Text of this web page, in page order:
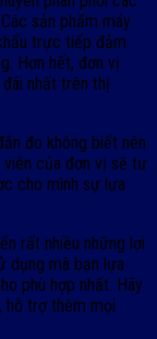
sản phẩm máy
trực tiếp đảm
Hơn hết, đơn vị
nhất trên thị
đo không biết nên
viên của đơn vị sẽ tư
cho mình sự lựa
rất nhiều những lợi
dụng mà bạn lựa
phù hợp nhất. Hãy
hỗ trợ thêm mọi